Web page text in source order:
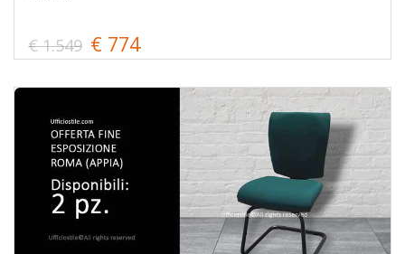
€ 1.549 € 774